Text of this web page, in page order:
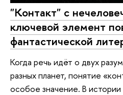
"Контакт" с
ключевой элемент
фантастической
Когда речь идёт о двух
разных планет, понятие
особое значение. В истории